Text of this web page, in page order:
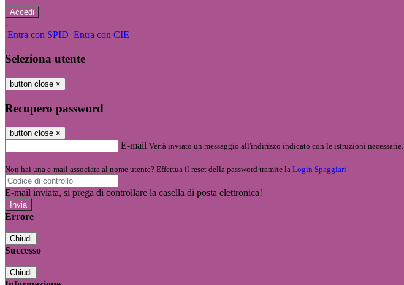
-
Entra con SPID Entra con CIE
Seleziona utente
button close ×
Recupero password
button close ×
E-mail Verrà inviato un messaggio all'indirizzo indicato con le istruzioni necessarie.
Non hai una e-mail associata al nome utente? Effettua il reset della password tramite la Login Spaggiari
E-mail inviata, si prega di controllare la casella di posta elettronica!
Errore
Chiudi
Successo
Chiudi